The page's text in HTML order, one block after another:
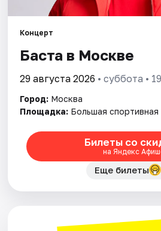
События
Города
Площадки
Артисты
Рейтинги
Концерт
Баста в Москве
29 августа 2026 • суббота •
Город: Москва
Площадка: Большая
Билеты со
на Яндекс
Еще билеты